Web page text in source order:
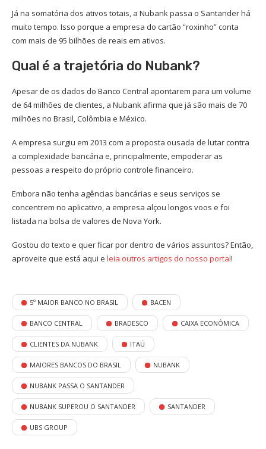
Já na somatória dos ativos totais, a Nubank passa o Santander há
muito tempo. Isso porque a empresa do cartão “roxinho” conta
com mais de 95 bilhões de reais em ativos.
Qual é a trajetória do Nubank?
Apesar de os dados do Banco Central apontarem para um volume
de 64 milhões de clientes, a Nubank afirma que já são mais de 70
milhões no Brasil, Colômbia e México.
A empresa surgiu em 2013 com a proposta ousada de lutar contra
a complexidade bancária e, principalmente, empoderar as
pessoas a respeito do próprio controle financeiro.
Embora não tenha agências bancárias e seus serviços se
concentrem no aplicativo, a empresa alçou longos voos e foi
listada na bolsa de valores de Nova York.
Gostou do texto e quer ficar por dentro de vários assuntos? Então,
aproveite que está aqui e leia outros artigos do nosso portal!
5º MAIOR BANCO NO BRASIL BACEN
BANCO CENTRAL BRADESCO CAIXA ECONÔMICA
CLIENTES DA NUBANK ITAÚ
MAIORES BANCOS DO BRASIL NUBANK
NUBANK PASSA O SANTANDER
NUBANK SUPEROU O SANTANDER SANTANDER
UBS GROUP